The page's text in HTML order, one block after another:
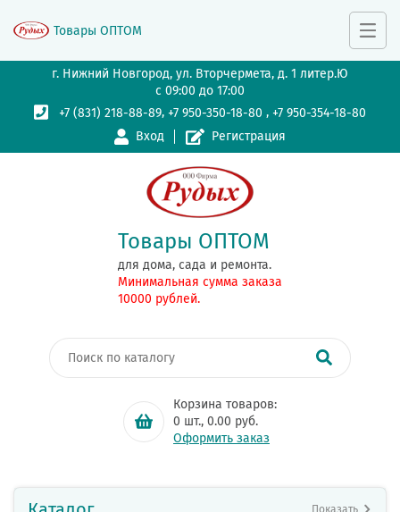
г. Нижний Новгород, ул. Вторчермета, д. 1 литер.Ю
с 09:00 до 17:00
+7 (831) 218-88-89,+7 950-350-18-80 ,+7 950-354-18-80
Вход
Регистрация
Товары ОПТОМ
для дома, сада и ремонта.
Минимальная сумма заказа
10000 рублей.
Корзина товаров:
0 шт., 0.00 руб.
Оформить заказ
Товары ОПТОМ
Показать